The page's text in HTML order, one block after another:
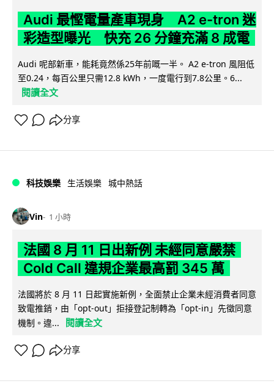
Audi 最慳電量產車現身 A2 e-tron 迷
彩造型曝光 快充 26 分鐘充滿 8 成電
Audi 呢部新車，能耗竟然係25年前嘅一半。 A2 e-tron 風阻低
至0.24，每百公里只需12.8 kWh，一度電行到7.8公里。6...
閱讀全文
分享
科技娛樂 生活娛樂 城中熱話
Vin 1 小時
法國 8 月 11 日出新例 未經同意嚴禁
Cold Call 違規企業最高罰 345 萬
法國將於 8 月 11 日起實施新例，全面禁止企業未經消費者同意
致電推銷，由「opt-out」拒接登記制轉為「opt-in」先徵同意
機制。違...
閱讀全文
分享